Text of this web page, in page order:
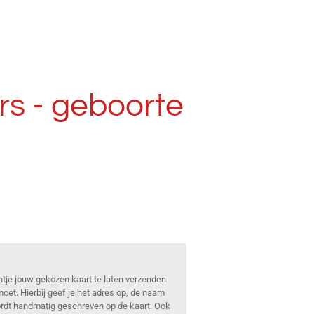
- geboorte
jouw gekozen kaart te laten verzenden
Hierbij geef je het adres op, de naam
handmatig geschreven op de kaart. Ook